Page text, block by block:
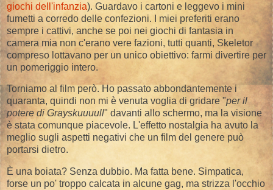
giochi dell'infanzia). Guardavo i cartoni e leggevo i mini
fumetti a corredo delle confezioni. I miei preferiti erano
sempre i cattivi, anche se poi nei giochi di fantasia in
camera mia non c'erano vere fazioni, tutti quanti, Skeletor
compreso lottavano per un unico obiettivo: farmi divertire per
un pomeriggio intero.
Torniamo al film però. Ho passato abbondantemente i
quaranta, quindi non mi è venuta voglia di gridare "per il
potere di Grayskuuuull" davanti allo schermo, ma la visione
è stata comunque piacevole. L'effetto nostalgia ha avuto la
meglio sugli aspetti negativi che un film del genere può
portarsi dietro.
È una boiata? Senza dubbio. Ma fatta bene. Simpatica,
forse un po' troppo calcata in alcune gag, ma strizza l'occhio